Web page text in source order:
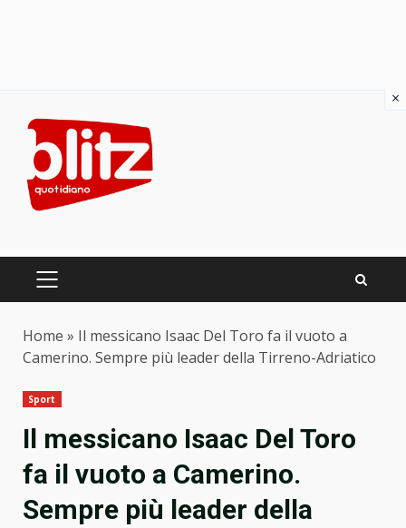
content
PRIMARY
Home » Il messicano Isaac Del Toro fa il vuoto a
Camerino. Sempre più leader della Tirreno-Adriatico
Sport
Il messicano Isaac Del Toro
fa il vuoto a Camerino.
Sempre più leader della
×